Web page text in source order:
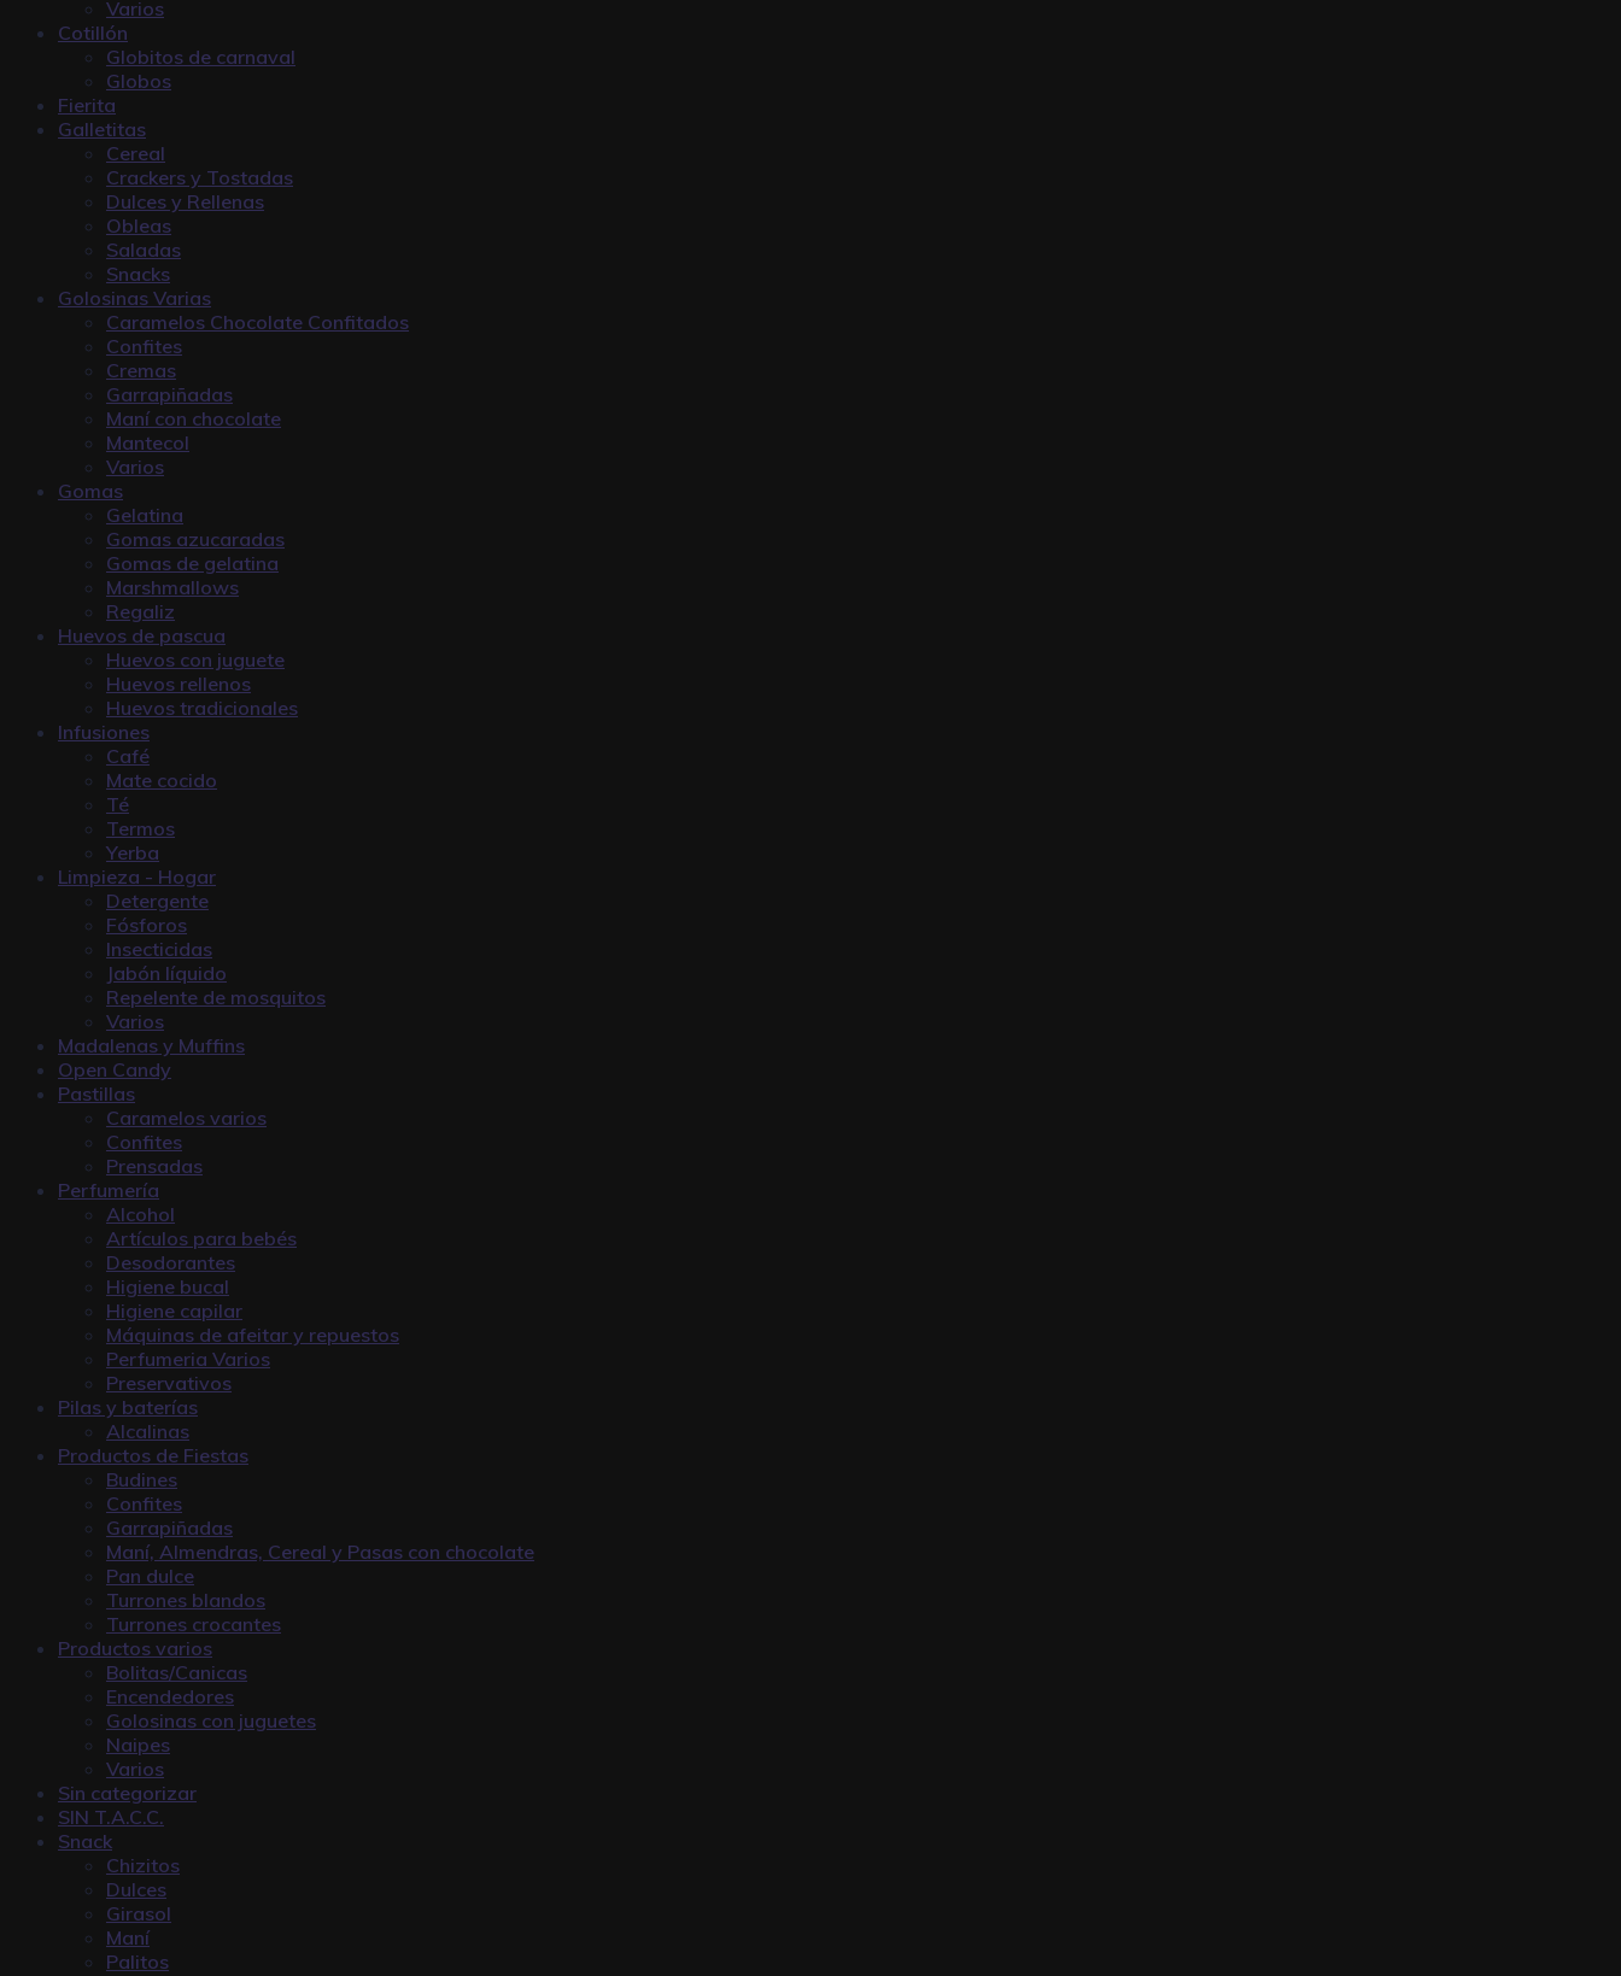
Varios
Cotillón
Globitos de carnaval
Globos
Fierita
Galletitas
Cereal
Crackers y Tostadas
Dulces y Rellenas
Obleas
Saladas
Snacks
Golosinas Varias
Caramelos Chocolate Confitados
Confites
Cremas
Garrapiñadas
Maní con chocolate
Mantecol
Varios
Gomas
Gelatina
Gomas azucaradas
Gomas de gelatina
Marshmallows
Regaliz
Huevos de pascua
Huevos con juguete
Huevos rellenos
Huevos tradicionales
Infusiones
Café
Mate cocido
Té
Termos
Yerba
Limpieza - Hogar
Detergente
Fósforos
Insecticidas
Jabón líquido
Repelente de mosquitos
Varios
Madalenas y Muffins
Open Candy
Pastillas
Caramelos varios
Confites
Prensadas
Perfumería
Alcohol
Artículos para bebés
Desodorantes
Higiene bucal
Higiene capilar
Máquinas de afeitar y repuestos
Perfumeria Varios
Preservativos
Pilas y baterías
Alcalinas
Productos de Fiestas
Budines
Confites
Garrapiñadas
Maní, Almendras, Cereal y Pasas con chocolate
Pan dulce
Turrones blandos
Turrones crocantes
Productos varios
Bolitas/Canicas
Encendedores
Golosinas con juguetes
Naipes
Varios
Sin categorizar
SIN T.A.C.C.
Snack
Chizitos
Dulces
Girasol
Maní
Palitos